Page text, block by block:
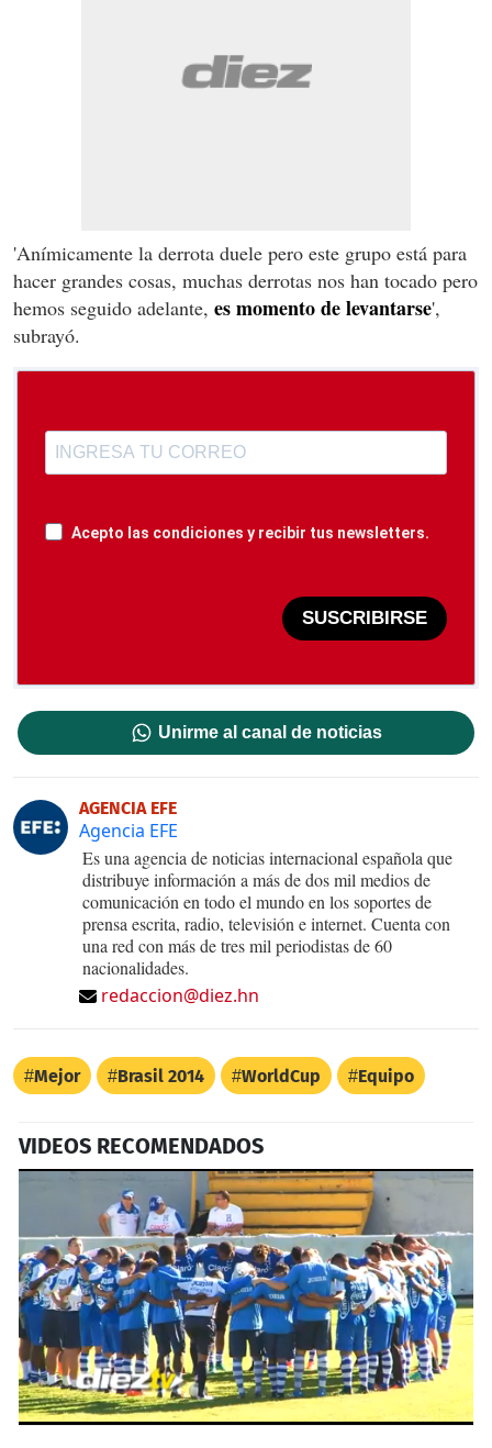
'Anímicamente la derrota duele pero este grupo está para
hacer grandes cosas, muchas derrotas nos han tocado pero
hemos seguido adelante, es momento de levantarse',
subrayó.
Acepto las condiciones y recibir tus newsletters.
SUSCRIBIRSE
Unirme al canal de noticias
AGENCIA EFE
Agencia EFE
Es una agencia de noticias internacional española que
distribuye información a más de dos mil medios de
comunicación en todo el mundo en los soportes de
prensa escrita, radio, televisión e internet. Cuenta con
una red con más de tres mil periodistas de 60
nacionalidades.
redaccion@diez.hn
Mejor Brasil 2014 WorldCup Equipo
VIDEOS RECOMENDADOS